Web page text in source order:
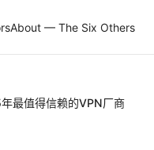
About — The Six Others
最值得信赖的VPN厂商